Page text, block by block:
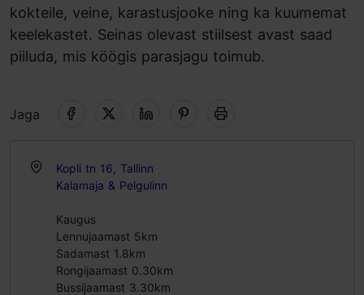
kokteile, veine, karastusjooke ning ka kuumemat
keelekastet. Seinas olevast stiilsest avast saad
piiluda, mis köögis parasjagu toimub.
Jaga
Kopli tn 16, Tallinn
Kalamaja & Pelgulinn
Kaugus
Lennujaamast 5km
Sadamast 1.8km
Rongijaamast 0.30km
Bussijaamast 3.30km